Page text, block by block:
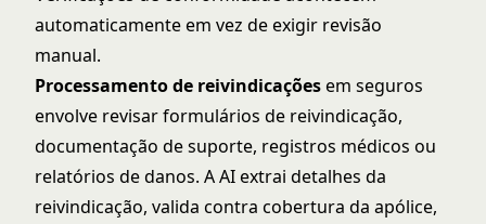
automaticamente em vez de exigir revisão
manual.
Processamento de reivindicaçõesem seguros
envolve revisar formulários de reivindicação,
documentação de suporte, registros médicos ou
relatórios de danos. A AI extrai detalhes da
reivindicação, valida contra cobertura da apólice,